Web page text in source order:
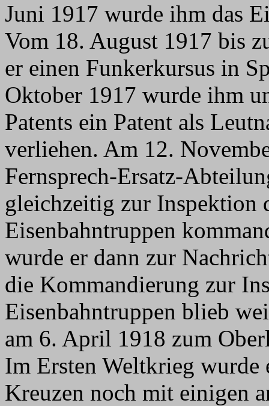
Juni 1917 wurde ihm das
Vom 18. August 1917 bis
er einen Funkerkursus in
Oktober 1917 wurde ihm
Patents ein Patent als
verliehen. Am 12.
Fernsprech-Ersatz-
gleichzeitig zur Inspektion
Eisenbahntruppen
wurde er dann zur
die Kommandierung zur
Eisenbahntruppen blieb
am 6. April 1918 zum
Im Ersten Weltkrieg wurde
Kreuzen noch mit einigen